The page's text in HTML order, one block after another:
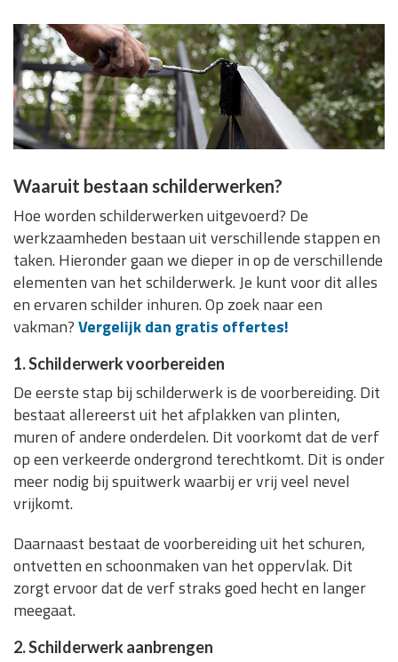
Waaruit bestaan schilderwerken?
Hoe worden schilderwerken uitgevoerd? De
werkzaamheden bestaan uit verschillende stappen en
taken. Hieronder gaan we dieper in op de verschillende
elementen van het schilderwerk. Je kunt voor dit alles
en ervaren schilder inhuren. Op zoek naar een
vakman?Vergelijk dan gratis offertes!
1. Schilderwerk voorbereiden
De eerste stap bij schilderwerk is de voorbereiding. Dit
bestaat allereerst uit het afplakken van plinten,
muren of andere onderdelen. Dit voorkomt dat de verf
op een verkeerde ondergrond terechtkomt. Dit is onder
meer nodig bij spuitwerk waarbij er vrij veel nevel
vrijkomt.
Daarnaast bestaat de voorbereiding uit het schuren,
ontvetten en schoonmaken van het oppervlak. Dit
zorgt ervoor dat de verf straks goed hecht en langer
meegaat.
2. Schilderwerk aanbrengen